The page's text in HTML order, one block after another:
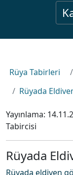
Rüya Tabirleri
Rüyada
Yayınlama:
Tabircisi
Rüyada
Rüyada eldiven